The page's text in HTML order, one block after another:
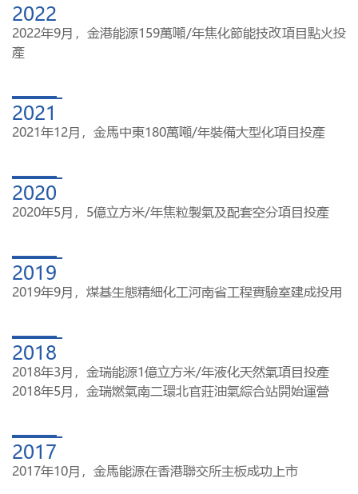
2022
2022年9月，金港能源159萬噸/年焦化節能技改項目點火投
產
2021
2021年12月，金馬中東180萬噸/年裝備大型化項目投產
2020
2020年5月，5億立方米/年焦粒製氣及配套空分項目投產
2019
2019年9月，煤基生態精細化工河南省工程實驗室建成投用
2018
2018年3月，金瑞能源1億立方米/年液化天然氣項目投產
2018年5月，金瑞燃氣南二環北官莊油氣綜合站開始運營
2017
2017年10月，金馬能源在香港聯交所主板成功上市